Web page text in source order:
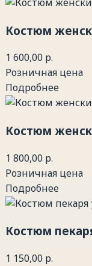
Костюм
1 600,00 р.
Розничная цена
Подробнее
Костюм
1 800,00 р.
Розничная цена
Подробнее
Костюм
1 150,00 р.